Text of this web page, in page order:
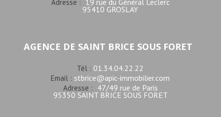
Adresse :
95410 GROSLAY
AGENCE DE SAINT BRICE SOUS FORET
Tél : 01.34.04.22.22
Email : stbrice@apic-immobilier.com
Adresse : 47/49 rue de Paris
95350 SAINT BRICE SOUS FORET